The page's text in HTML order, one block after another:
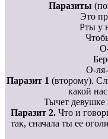
Паразиты
Это
Рты у
О-
Паразит 1 (второму).
какой
Тычет девушке
Паразит 2. Что и
так, сначала ты ее